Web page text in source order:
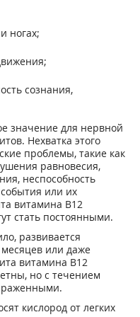
ногах;
сознания,
значение для нервной
Нехватка этого
проблемы, такие как
равновесия,
неспособность
или их
витамина B12
стать постоянными.
развивается
или даже
витамина В12
но с течением
кислород от легких